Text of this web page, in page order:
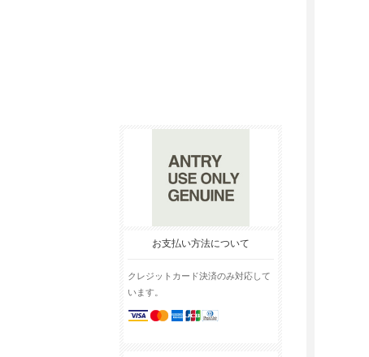
お支払い方法について
クレジットカード決済のみ対応して
います。